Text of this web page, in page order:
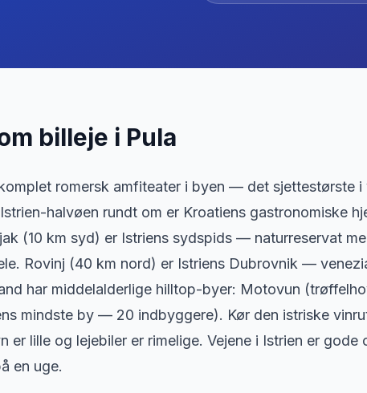
billeje i Pula
romersk amfiteater i byen — det sjettestørste
halvøen rundt om er Kroatiens gastronomiske
(10 km syd) er Istriens sydspids — naturreservat
Rovinj (40 km nord) er Istriens Dubrovnik —
har middelalderlige hilltop-byer: Motovun
mindste by — 20 indbyggere). Kør den istriske
er lille og lejebiler er rimelige. Vejene i Istrien er
en uge.